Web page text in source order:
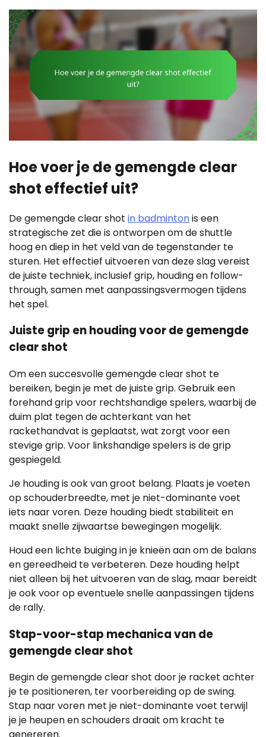
Hoe voer je de gemengde clear
shot effectief uit?
De gemengde clear shot in badmintonis een
strategische zet die is ontworpen om de shuttle
hoog en diep in het veld van de tegenstander te
sturen. Het effectief uitvoeren van deze slag vereist
de juiste techniek, inclusief grip, houding en follow-
through, samen met aanpassingsvermogen tijdens
het spel.
Juiste grip en houding voor de gemengde
clear shot
Om een succesvolle gemengde clear shot te
bereiken, begin je met de juiste grip. Gebruik een
forehand grip voor rechtshandige spelers, waarbij de
duim plat tegen de achterkant van het
rackethandvat is geplaatst, wat zorgt voor een
stevige grip. Voor linkshandige spelers is de grip
gespiegeld.
Je houding is ook van groot belang. Plaats je voeten
op schouderbreedte, met je niet-dominante voet
iets naar voren. Deze houding biedt stabiliteit en
maakt snelle zijwaartse bewegingen mogelijk.
Houd een lichte buiging in je knieën aan om de balans
en gereedheid te verbeteren. Deze houding helpt
niet alleen bij het uitvoeren van de slag, maar bereidt
je ook voor op eventuele snelle aanpassingen tijdens
de rally.
Stap-voor-stap mechanica van de
gemengde clear shot
Begin de gemengde clear shot door je racket achter
je te positioneren, ter voorbereiding op de swing.
Stap naar voren met je niet-dominante voet terwijl
je je heupen en schouders draait om kracht te